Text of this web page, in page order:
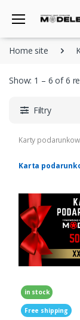
Home site
Show: 1 – 6 of 6
Filtry
Karty
Karta
in stock
Free shipping